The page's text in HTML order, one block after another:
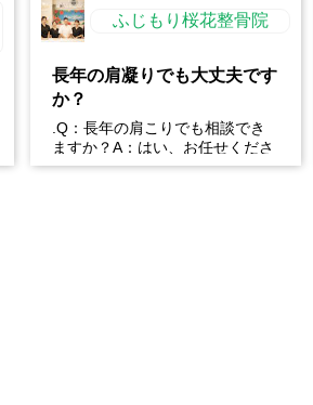
ふじもり桜花整骨院
長年の肩凝りでも大丈夫です
か？
.Q：長年の肩こりでも相談でき
ますか？A：はい、お任せくださ
い。慢性的な肩こりの原因は姿勢